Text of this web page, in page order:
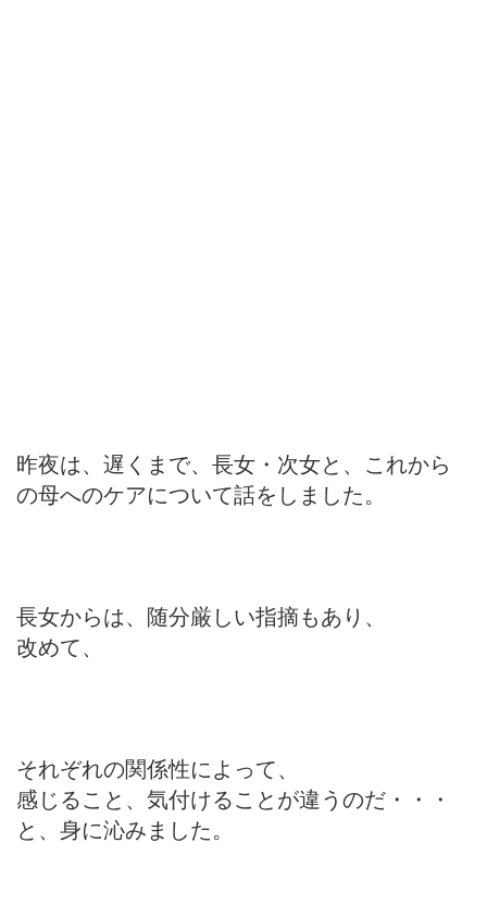
昨夜は、遅くまで、長女・次女と、これから
の母へのケアについて話をしました。
長女からは、随分厳しい指摘もあり、
改めて、
それぞれの関係性によって、
感じること、気付けることが違うのだ・・・
と、身に沁みました。